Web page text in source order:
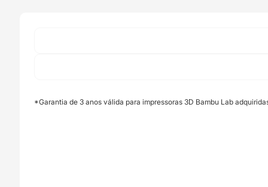
*Garantia de 3 anos válida para impressoras 3D Bambu Lab